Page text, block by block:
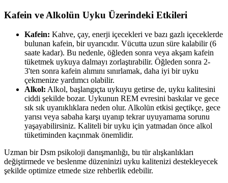
Kafein ve Alkolün Uyku Üzerindeki Etkileri
Kafein: Kahve, çay, enerji içecekleri ve bazı gazlı içeceklerde
bulunan kafein, bir uyarıcıdır. Vücutta uzun süre kalabilir (6
saate kadar). Bu nedenle, öğleden sonra veya akşam kafein
tüketmek uykuya dalmayı zorlaştırabilir. Öğleden sonra 2-
3'ten sonra kafein alımını sınırlamak, daha iyi bir uyku
çekmenize yardımcı olabilir.
Alkol: Alkol, başlangıçta uykuyu getirse de, uyku kalitesini
ciddi şekilde bozar. Uykunun REM evresini baskılar ve gece
sık sık uyanıklıklara neden olur. Alkolün etkisi geçtikçe, gece
yarısı veya sabaha karşı uyanıp tekrar uyuyamama sorunu
yaşayabilirsiniz. Kaliteli bir uyku için yatmadan önce alkol
tüketiminden kaçınmak önemlidir.
Uzman bir Dsm psikoloji danışmanlığı, bu tür alışkanlıkları
değiştirmede ve beslenme düzeninizi uyku kalitenizi destekleyecek
şekilde optimize etmede size rehberlik edebilir.